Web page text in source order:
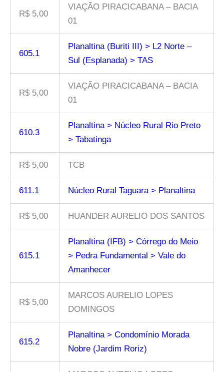
R$ 5,00
VIAÇÃO PIRACICABANA – BACIA
01
605.1
Planaltina (Buriti III) > L2 Norte –
Sul (Esplanada) > TAS
R$ 5,00
VIAÇÃO PIRACICABANA – BACIA
01
610.3
Planaltina > Núcleo Rural Rio Preto
> Tabatinga
R$ 5,00 TCB
611.1 Núcleo Rural Taguara > Planaltina
R$ 5,00 HUANDER AURELIO DOS SANTOS
615.1
Planaltina (IFB) > Córrego do Meio
> Pedra Fundamental > Vale do
Amanhecer
R$ 5,00
MARCOS AURELIO LOPES
DOMINGOS
615.2
Planaltina > Condomínio Morada
Nobre (Jardim Roriz)